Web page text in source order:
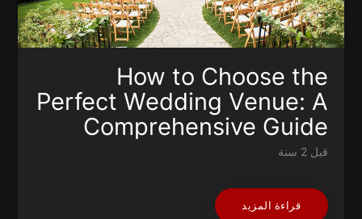
How to Choose the
Perfect Wedding Venue: A
Comprehensive Guide
قبل 2 سنة
قراءة المزيد